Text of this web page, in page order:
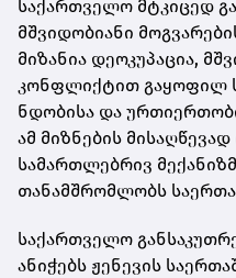
საქართველო მტკიცედ
მშვიდობიანი
მიზანია დეოკუპაცია,
კონფლიქტით გაყოფილ
ნდობისა და
ამ მიზნების
სამართლებრივ
თანამშრომლობს
საქართველო
ანიჭებს ჟენევის